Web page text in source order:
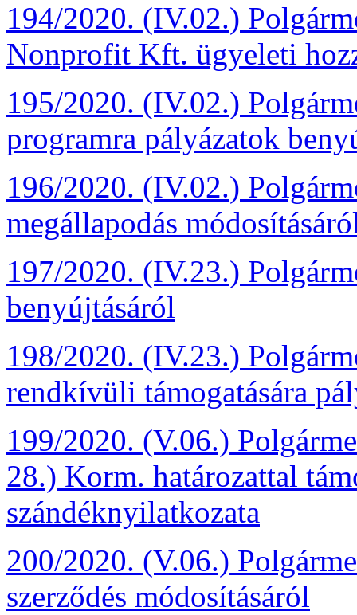
194/2020. (IV.02.)
Nonprofit Kft. ügyeleti
195/2020. (IV.02.)
programra pályázatok
196/2020. (IV.02.)
megállapodás
197/2020. (IV.23.)
benyújtásáról
198/2020. (IV.23.)
rendkívüli támogatására
199/2020. (V.06.)
28.) Korm. határozattal
szándéknyilatkozata
200/2020. (V.06.)
szerződés módosításáról